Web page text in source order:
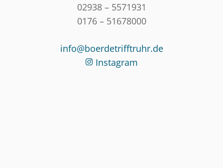
02938 – 5571931
0176 – 51678000
info@boerdetrifftruhr.de
Instagram